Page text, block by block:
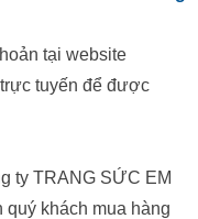
tại website
tuyến để được
ty TRANG SỨC EM
khách mua hàng